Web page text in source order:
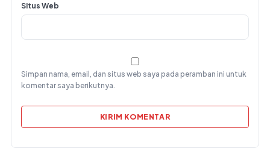
Situs Web
Simpan nama, email, dan situs web saya pada peramban ini untuk
komentar saya berikutnya.